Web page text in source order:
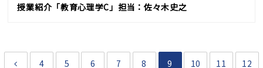
授業紹介「教育心理学C」担当：佐々木史之
4 5 6 7 8 9 10 11 12